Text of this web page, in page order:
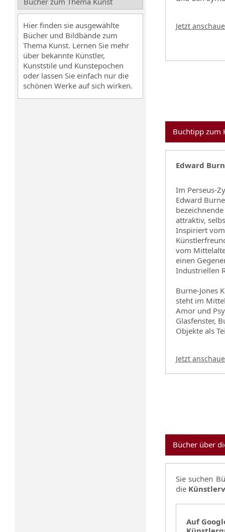
Jetzt
Buchtipp zum
Edward
Im Perseus-
Edward
attraktiv,
Inspiriert
vom
einen
Industriellen
Burne-Jones
steht im
Amor und
Glasfenster,
Objekte als
Jetzt
Bücher über
Sie suchen
die
Auf
Hier finden sie ausgewählte
Bücher und Bildbände zum
Thema Kunst. Lernen Sie mehr
über bekannte Künstler,
Kunststile und Kunstepochen
oder lassen Sie einfach nur die
schönen Werke auf sich wirken.